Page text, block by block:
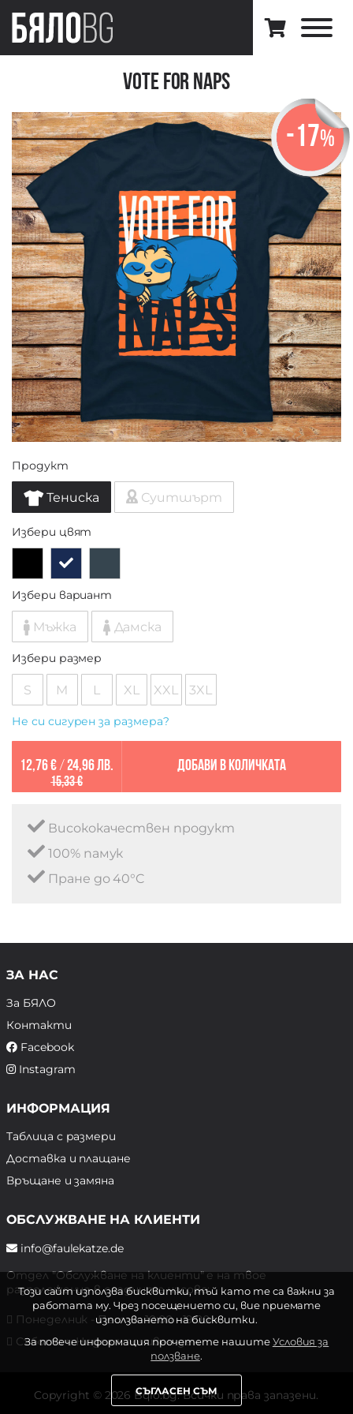
Vote For Naps
-17%
Продукт
Тениска Суитшърт
Избери цвят
Избери вариант
Мъжка Дамска
Избери размер
S M L XL XXL 3XL
Не си сигурен за размера?
12,76 €/ 24,96 лв.
15,33 €
Добави в количката
Висококачествен продукт
100% памук
Пране до 40°C
ЗА НАС
За БЯЛО
Контакти
Facebook
Instagram
ИНФОРМАЦИЯ
Таблица с размери
Доставка и плащане
Връщане и замяна
ОБСЛУЖВАНЕ НА КЛИЕНТИ
info@faulekatze.de
Отдел "Обслужване на клиенти" е на твое
разположение в следните часове:
Понеделник - Петък: 10:00 - 19:00 ч.
Събота и Неделя: почивен ден
Copyright © 2026 Bqlo.bg. Всички права запазени.
Този сайт използва бисквитки, тъй като те са важни за
работата му. Чрез посещението си, вие приемате
използването на бисквитки.
За повече информация прочетете нашитеУсловия за
ползване.
СЪГЛАСЕН СЪМ